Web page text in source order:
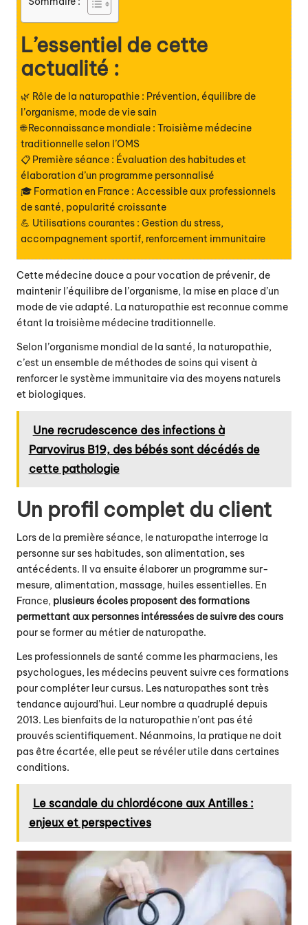
L’essentiel de cette
actualité :
🌿 Rôle de la naturopathie : Prévention, équilibre de
l’organisme, mode de vie sain
🌐 Reconnaissance mondiale : Troisième médecine
traditionnelle selon l’OMS
📋 Première séance : Évaluation des habitudes et
élaboration d’un programme personnalisé
🎓 Formation en France : Accessible aux professionnels
de santé, popularité croissante
💪 Utilisations courantes : Gestion du stress,
accompagnement sportif, renforcement immunitaire
Cette médecine douce a pour vocation de prévenir, de
maintenir l’équilibre de l’organisme, la mise en place d’un
mode de vie adapté. La naturopathie est reconnue comme
étant la troisième médecine traditionnelle.
Selon l’organisme mondial de la santé, la naturopathie,
c’est un ensemble de méthodes de soins qui visent à
renforcer le système immunitaire via des moyens naturels
et biologiques.
Une recrudescence des infections à
Parvovirus B19, des bébés sont décédés de
cette pathologie
Un profil complet du client
Lors de la première séance, le naturopathe interroge la
personne sur ses habitudes, son alimentation, ses
antécédents. Il va ensuite élaborer un programme sur-
mesure, alimentation, massage, huiles essentielles. En
France, plusieurs écoles proposent des formations
permettant aux personnes intéressées de suivre des cours
pour se former au métier de naturopathe.
Les professionnels de santé comme les pharmaciens, les
psychologues, les médecins peuvent suivre ces formations
pour compléter leur cursus. Les naturopathes sont très
tendance aujourd’hui. Leur nombre a quadruplé depuis
2013. Les bienfaits de la naturopathie n’ont pas été
prouvés scientifiquement. Néanmoins, la pratique ne doit
pas être écartée, elle peut se révéler utile dans certaines
conditions.
Le scandale du chlordécone aux Antilles :
enjeux et perspectives